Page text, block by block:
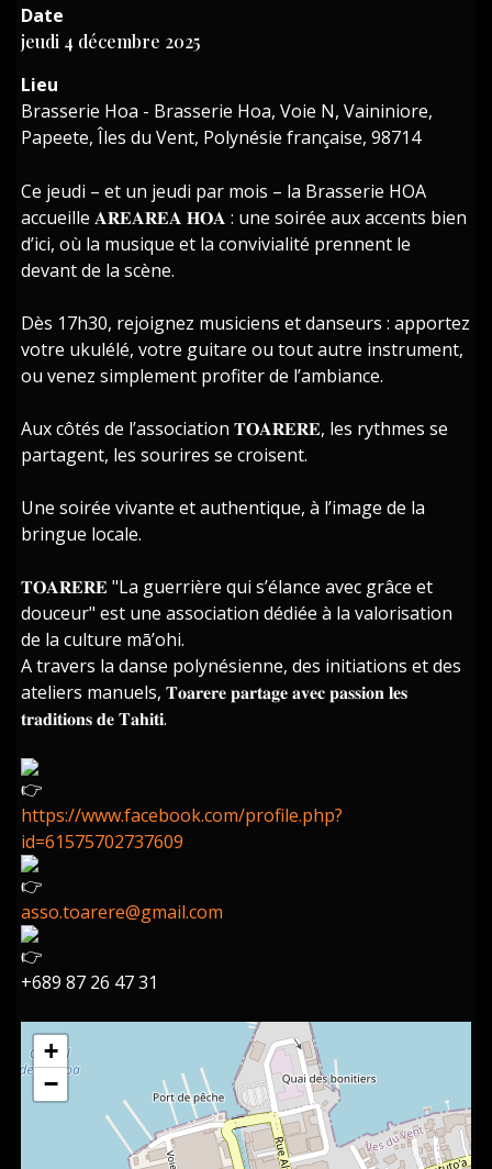
Date
jeudi 4 décembre 2025
Lieu
Brasserie Hoa - Brasserie Hoa, Voie N, Vaininiore,
Papeete, Îles du Vent, Polynésie française, 98714
Ce jeudi – et un jeudi par mois – la Brasserie HOA
accueille 𝐀𝐑𝐄𝐀𝐑𝐄𝐀 𝐇𝐎𝐀 : une soirée aux accents bien
d’ici, où la musique et la convivialité prennent le
devant de la scène.
Dès 17h30, rejoignez musiciens et danseurs : apportez
votre ukulélé, votre guitare ou tout autre instrument,
ou venez simplement profiter de l’ambiance.
Aux côtés de l’association 𝐓𝐎𝐀𝐑𝐄𝐑𝐄, les rythmes se
partagent, les sourires se croisent.
Une soirée vivante et authentique, à l’image de la
bringue locale.
𝐓𝐎𝐀𝐑𝐄𝐑𝐄 "La guerrière qui s’élance avec grâce et
douceur" est une association dédiée à la valorisation
de la culture mā’ohi.
A travers la danse polynésienne, des initiations et des
ateliers manuels, 𝐓𝐨𝐚𝐫𝐞𝐫𝐞 𝐩𝐚𝐫𝐭𝐚𝐠𝐞 𝐚𝐯𝐞𝐜 𝐩𝐚𝐬𝐬𝐢𝐨𝐧 𝐥𝐞𝐬
𝐭𝐫𝐚𝐝𝐢𝐭𝐢𝐨𝐧𝐬 𝐝𝐞 𝐓𝐚𝐡𝐢𝐭𝐢.
https://www.facebook.com/profile.php?
id=61575702737609
asso.toarere@gmail.com
+689 87 26 47 31
+
−